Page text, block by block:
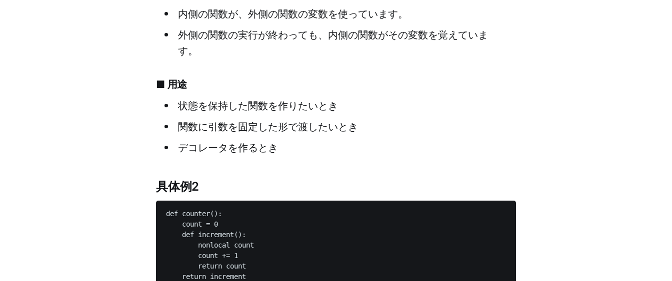
内側の関数が、外側の関数の変数を使っています。
外側の関数の実行が終わっても、内側の関数がその変数を覚えていま
す。
■ 用途
状態を保持した関数を作りたいとき
関数に引数を固定した形で渡したいとき
デコレータを作るとき
具体例2
def counter():
    count = 0
    def increment():
        nonlocal count
        count += 1
        return count
    return increment